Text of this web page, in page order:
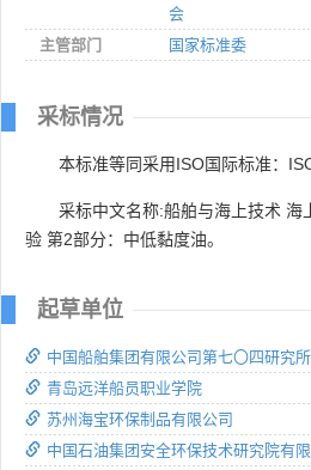
会
主管部门
国家标准委
采标情况
本标准等同采用ISO国际标准：
采标中文名称:船舶与海上技术 海
验 第2部分：中低黏度油。
起草单位
中国船舶集团有限公司第七〇四研究所
青岛远洋船员职业学院
苏州海宝环保制品有限公司
中国石油集团安全环保技术研究院有